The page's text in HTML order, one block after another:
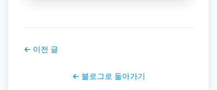
← 이전 글
← 블로그로 돌아가기